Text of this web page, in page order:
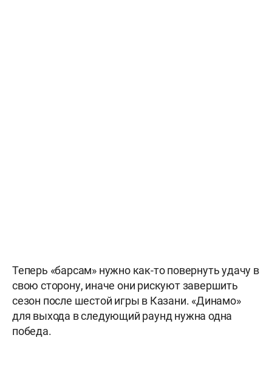
Теперь «барсам» нужно как-то повернуть удачу в
свою сторону, иначе они рискуют завершить
сезон после шестой игры в Казани. «Динамо»
для выхода в следующий раунд нужна одна
победа.